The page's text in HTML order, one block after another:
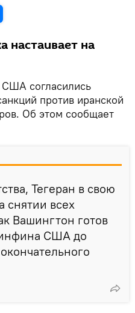
настаивает на
США согласились
против иранской
Об этом сообщает
Тегеран в свою
снятии всех
Вашингтон готов
США до